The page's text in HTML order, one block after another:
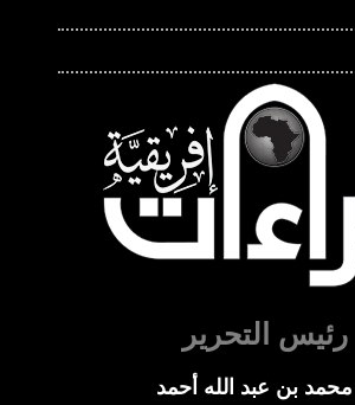
رئيس التحرير
بن عبد الله أحمد